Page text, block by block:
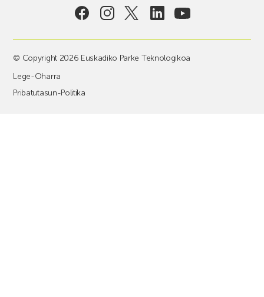
© Copyright 2026 Euskadiko Parke Teknologikoa
Lege-Oharra
Pribatutasun-Politika